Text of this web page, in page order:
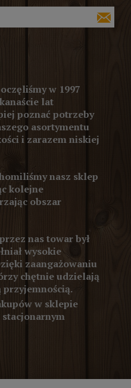
w 1997
lat
poznać potrzeby
asortymentu
i zarazem niskiej
nasz sklep
kolejne
obszar
nas towar był
wysokie
zaangażowaniu
chętnie udzielają
przyjemnością.
w sklepie